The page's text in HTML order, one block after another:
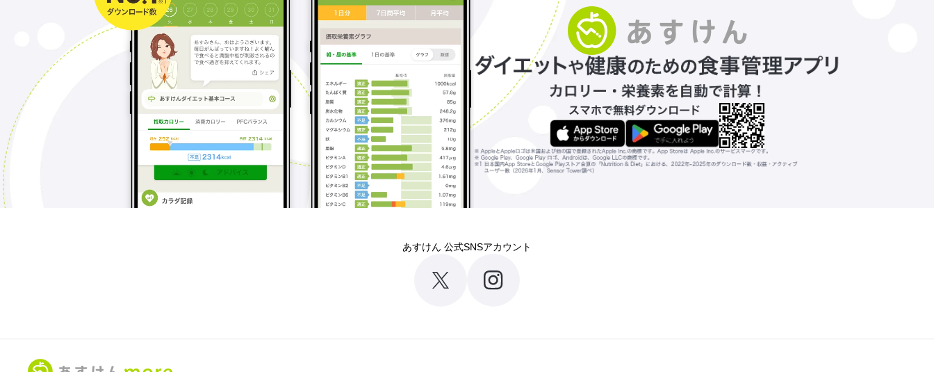
あすけん 公式SNSアカウント